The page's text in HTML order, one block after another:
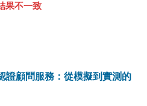
果不一致
顧問服務：從模擬到實測的